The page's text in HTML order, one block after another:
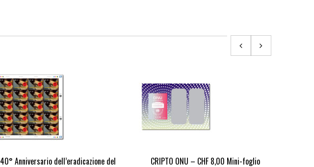
40° Anniversario dell’eradicazione del
CRIPTO ONU – CHF 8,00 Mini-foglio